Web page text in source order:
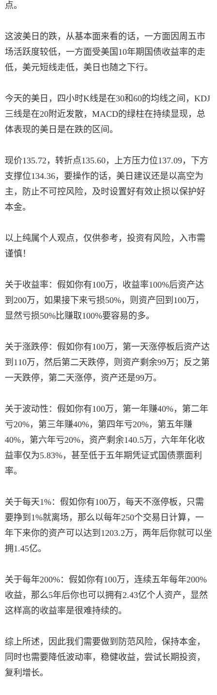
点。
这波美日的跌，从基本面来看的话，一方面因周五市
场活跃度较低，一方面受美国10年期国债收益率的走
低，美元短线走低，美日也随之下行。
今天的美日，四小时K线是在30和60的均线之间，KDJ
三线是在20附近发散，MACD的绿柱在持续显现，总
体表现的美日是在跌的区间。
现价135.72，转折点135.60，上方压力位137.09，下方
支撑位134.36，要操作的话，美日建议还是以高空为
主，防止不可控风险，及时设置好有效止损以保护好
本金。
以上纯属个人观点，仅供参考，投资有风险，入市需
谨慎！
关于收益率：假如你有100万，收益率100%后资产达
到200万，如果接下来亏损50%，则资产回到100万，
显然亏损50%比赚取100%要容易的多。
关于涨跌停：假如你有100万，第一天涨停板后资产达
到110万，然后第二天跌停，则资产剩余99万；反之第
一天跌停，第二天涨停，资产还是99万。
关于波动性：假如你有100万，第一年赚40%，第二年
亏20%，第三年赚40%，第四年亏20%，第五年赚
40%，第六年亏20%，资产剩余140.5万，六年年化收
益率仅为5.83%，甚至低于五年期凭证式国债票面利
率。
关于每天1%：假如你有100万，每天不涨停板，只需
要挣到1%就离场，那么以每年250个交易日计算，一
年下来你的资产可以达到1203.2万，两年后你就可以坐
拥1.45亿。
关于每年200%：假如你有100万，连续五年每年200%
收益，那么5年后你也可以拥有2.43亿个人资产，显然
这样高的收益率是很难持续的。
综上所述，因此我们需要做到防范风险，保持本金，
同时也需要降低波动率，稳健收益，尝试长期投资，
复利增长。